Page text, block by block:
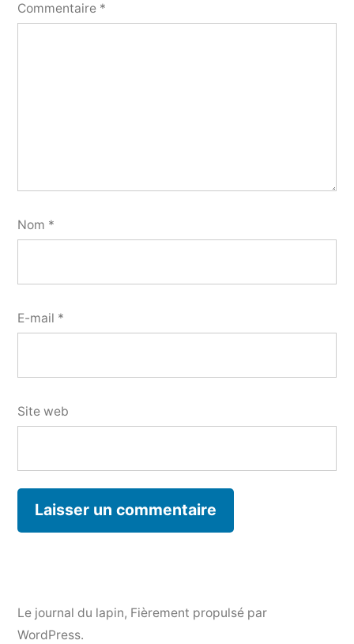
Commentaire *
Nom *
E-mail *
Site web
Le journal du lapin, Fièrement propulsé par
WordPress.